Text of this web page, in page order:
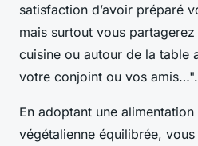
satisfaction d’avoir préparé
mais surtout vous
cuisine ou autour de la table
votre conjoint ou vos amis…".
En adoptant une
végétalienne équilibrée,